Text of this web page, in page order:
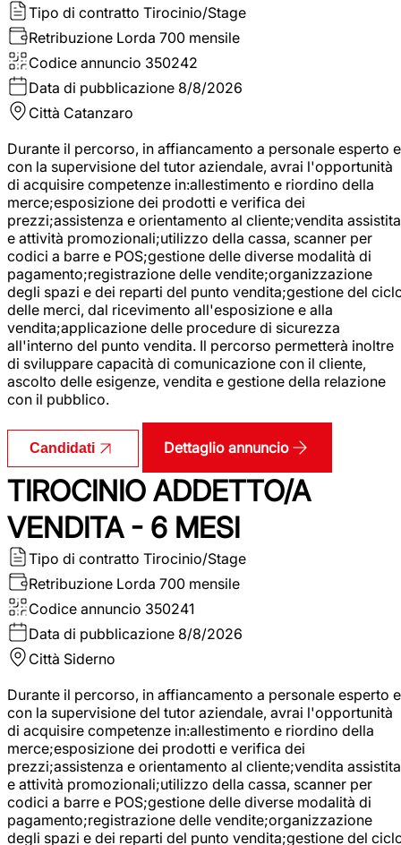
Tipo di contratto Tirocinio/Stage
Retribuzione Lorda 700 mensile
Codice annuncio 350242
Data di pubblicazione 8/8/2026
Città Catanzaro
Durante il percorso, in affiancamento a personale esperto e
con la supervisione del tutor aziendale, avrai l'opportunità
di acquisire competenze in:allestimento e riordino della
merce;esposizione dei prodotti e verifica dei
prezzi;assistenza e orientamento al cliente;vendita assistita
e attività promozionali;utilizzo della cassa, scanner per
codici a barre e POS;gestione delle diverse modalità di
pagamento;registrazione delle vendite;organizzazione
degli spazi e dei reparti del punto vendita;gestione del
delle merci, dal ricevimento all'esposizione e alla
vendita;applicazione delle procedure di sicurezza
all'interno del punto vendita. Il percorso permetterà inoltre
di sviluppare capacità di comunicazione con il cliente,
ascolto delle esigenze, vendita e gestione della relazione
con il pubblico.
Candidati Dettaglio annuncio
TIROCINIO ADDETTO/A
VENDITA - 6 MESI
Tipo di contratto Tirocinio/Stage
Retribuzione Lorda 700 mensile
Codice annuncio 350241
Data di pubblicazione 8/8/2026
Città Siderno
Durante il percorso, in affiancamento a personale esperto e
con la supervisione del tutor aziendale, avrai l'opportunità
di acquisire competenze in:allestimento e riordino della
merce;esposizione dei prodotti e verifica dei
prezzi;assistenza e orientamento al cliente;vendita assistita
e attività promozionali;utilizzo della cassa, scanner per
codici a barre e POS;gestione delle diverse modalità di
pagamento;registrazione delle vendite;organizzazione
degli spazi e dei reparti del punto vendita;gestione del